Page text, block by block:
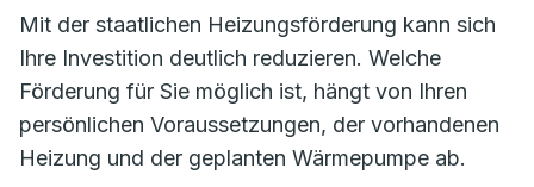
Mit der staatlichen Heizungsförderung kann sich
Ihre Investition deutlich reduzieren. Welche
Förderung für Sie möglich ist, hängt von Ihren
persönlichen Voraussetzungen, der vorhandenen
Heizung und der geplanten Wärmepumpe ab.